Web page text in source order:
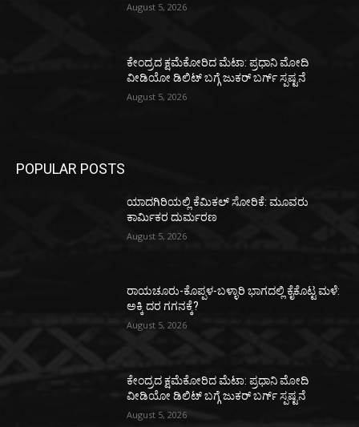
August 5, 2026
ಕೇಂದ್ರದ ಕ್ಷಮೆಕೋರಿದ ಮೆಟಾ: ಪ್ರಧಾನಿ ಮೋದಿ
ವೀಡಿಯೋ ಡಿಲಿಟ್ ಬಗ್ಗೆ ಜುಕರ್ ಬರ್ಗ್ ಸ್ಪಷ್ಟನೆ
August 5, 2026
POPULAR POSTS
ಯಾದಗಿರಿಯಲ್ಲಿ ಕೆಮಿಕಲ್ ಸೋರಿಕೆ: ಮೂವರು
ಕಾರ್ಮಿಕರ ದುರ್ಮರಣ
August 5, 2026
ರಾಯಚೂರು-ಕೊಪ್ಪಳ-ಬಳ್ಳಾರಿ ಭಾಗದಲ್ಲಿ ಕೈಕೊಟ್ಟ ಮಳೆ:
ಅಕ್ಕಿ ದರ ಗಗನಕ್ಕೆ?
August 5, 2026
ಕೇಂದ್ರದ ಕ್ಷಮೆಕೋರಿದ ಮೆಟಾ: ಪ್ರಧಾನಿ ಮೋದಿ
ವೀಡಿಯೋ ಡಿಲಿಟ್ ಬಗ್ಗೆ ಜುಕರ್ ಬರ್ಗ್ ಸ್ಪಷ್ಟನೆ
August 5, 2026